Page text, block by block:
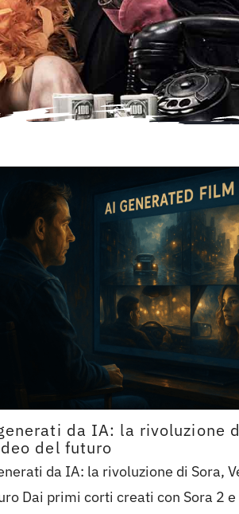
da IA: la rivoluzione
del futuro
da IA: la rivoluzione di Sora,
Dai primi corti creati con Sora 2 e